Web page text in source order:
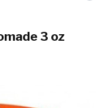
3 oz